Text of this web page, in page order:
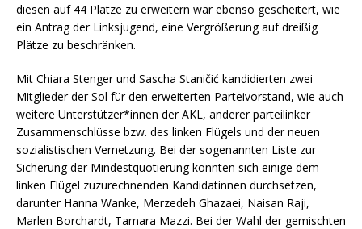
diesen auf 44 Plätze zu erweitern war ebenso gescheitert, wie
ein Antrag der Linksjugend, eine Vergrößerung auf dreißig
Plätze zu beschränken.
Mit Chiara Stenger und Sascha Staničić kandidierten zwei
Mitglieder der Sol für den erweiterten Parteivorstand, wie auch
weitere Unterstützer*innen der AKL, anderer parteilinker
Zusammenschlüsse bzw. des linken Flügels und der neuen
sozialistischen Vernetzung. Bei der sogenannten Liste zur
Sicherung der Mindestquotierung konnten sich einige dem
linken Flügel zuzurechnenden Kandidatinnen durchsetzen,
darunter Hanna Wanke, Merzedeh Ghazaei, Naisan Raji,
Marlen Borchardt, Tamara Mazzi. Bei der Wahl der gemischten